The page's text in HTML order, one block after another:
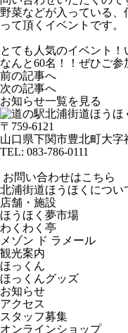
野菜などが入っている
って頂くイベントです。
とても人気のイベント
なんと60名！！ぜひご参
前の記事へ
次の記事へ
お知らせ一覧を見る
〒759-6121
山口県下関市豊北町大字
TEL: 083-786-0111
お問い合わせはこちら
北浦街道ほうほくについ
店舗・施設
ほうほく夢市場
わくわく亭
メゾン ド ラメール
観光案内
ほっくん
ほっくんグッズ
お知らせ
アクセス
スタッフ募集
オンラインショップ